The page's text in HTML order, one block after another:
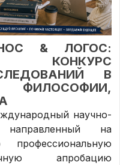
& ЛОГОС:
КОНКУРС
В
ФИЛОСОФИИ,
научно-
направленный на
апробацию